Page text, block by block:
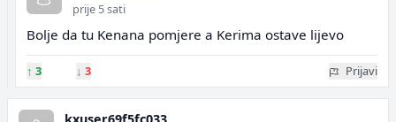
prije 5 sati
Bolje da tu Kenana pomjere a Kerima ostave lijevo
↑ 3 ↓ 3 Prijavi